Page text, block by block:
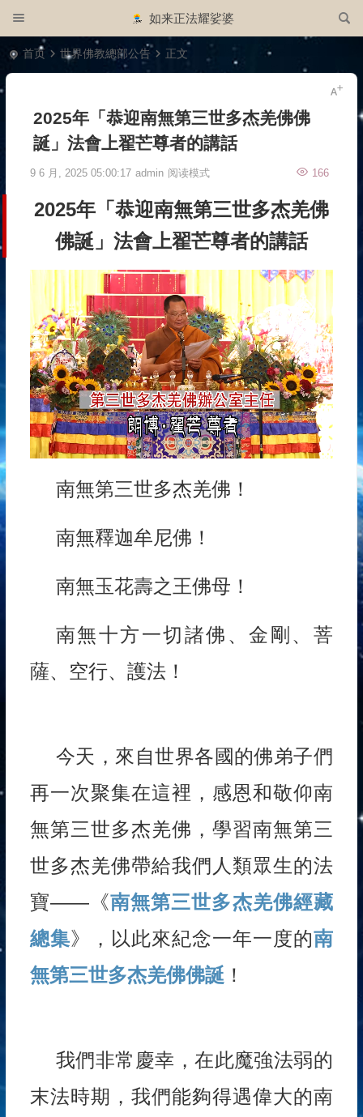
如来正法耀娑婆
首页 世界佛教總部公告 正文
2025年「恭迎南無第三世多杰羌佛佛
誕」法會上翟芒尊者的講話
9 6 月, 2025 05:00:17 admin 166
阅读模式
2025年「恭迎南無第三世多杰羌佛
佛誕」法會上翟芒尊者的講話
南無第三世多杰羌佛！
南無釋迦牟尼佛！
南無玉花壽之王佛母！
南無十方一切諸佛、金剛、菩
薩、空行、護法！
今天，來自世界各國的佛弟子們
再一次聚集在這裡，感恩和敬仰南
無第三世多杰羌佛，學習南無第三
世多杰羌佛帶給我們人類眾生的法
寶——《南無第三世多杰羌佛經藏
總集》，以此來紀念一年一度的南
無第三世多杰羌佛佛誕 ！
我們非常慶幸，在此魔強法弱的
末法時期，我們能夠得遇偉大的南